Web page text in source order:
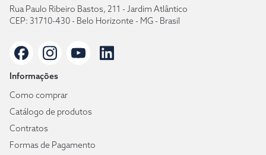
Rua Paulo Ribeiro Bastos, 211 - Jardim Atlântico
CEP: 31710-430 - Belo Horizonte - MG - Brasil
Informações
Como comprar
Catálogo de produtos
Contratos
Formas de Pagamento